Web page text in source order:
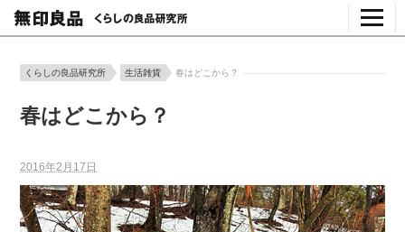
くらしの良品研究所 生活雑貨 春はどこから？
春はどこから？
2016年2月17日